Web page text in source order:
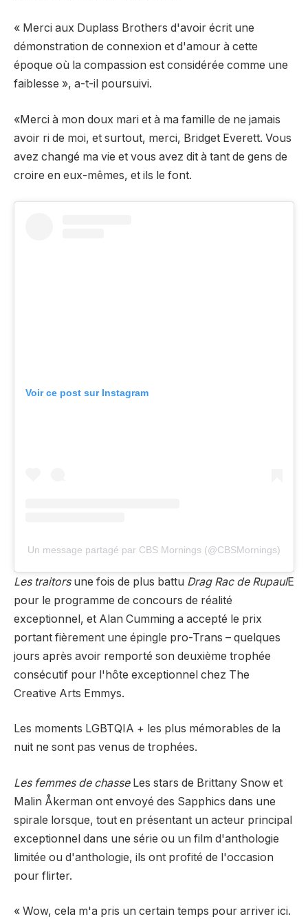
« Merci aux Duplass Brothers d'avoir écrit une
démonstration de connexion et d'amour à cette
époque où la compassion est considérée comme une
faiblesse », a-t-il poursuivi.
«Merci à mon doux mari et à ma famille de ne jamais
avoir ri de moi, et surtout, merci, Bridget Everett. Vous
avez changé ma vie et vous avez dit à tant de gens de
croire en eux-mêmes, et ils le font.
Voir ce post sur Instagram
Un message partagé par CBS Mornings (@CBSMornings)
Les traitorsune fois de plus battu Drag Rac de RupaulE
pour le programme de concours de réalité
exceptionnel, et Alan Cumming a accepté le prix
portant fièrement une épingle pro-Trans – quelques
jours après avoir remporté son deuxième trophée
consécutif pour l'hôte exceptionnel chez The
Creative Arts Emmys.
Les moments LGBTQIA + les plus mémorables de la
nuit ne sont pas venus de trophées.
Les femmes de chasseLes stars de Brittany Snow et
Malin Åkerman ont envoyé des Sapphics dans une
spirale lorsque, tout en présentant un acteur principal
exceptionnel dans une série ou un film d'anthologie
limitée ou d'anthologie, ils ont profité de l'occasion
pour flirter.
« Wow, cela m'a pris un certain temps pour arriver ici.